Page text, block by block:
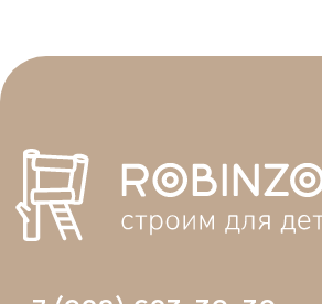
правообладателя и только со ссылкой на
источник: www.robinzon-maf.ru».